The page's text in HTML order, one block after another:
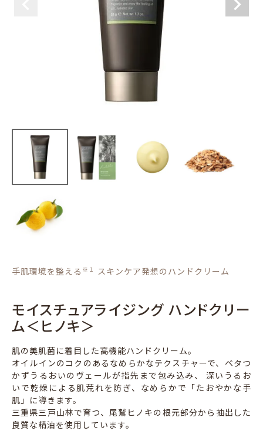
手肌環境を整える ※１ スキンケア発想のハンドクリーム
モイスチュアライジング ハンドクリー
ム＜ヒノキ＞
肌の美肌菌に着目した高機能ハンドクリーム。
オイルインのコクのあるなめらかなテクスチャーで、ベタつ
かずうるおいのヴェールが指先まで包み込み、 深いうるお
いで乾燥による肌荒れを防ぎ、なめらかで「たおやかな手
肌」に導きます。
三重県三戸山林で育つ、尾鷲ヒノキの根元部分から抽出した
良質な精油を使用しています。